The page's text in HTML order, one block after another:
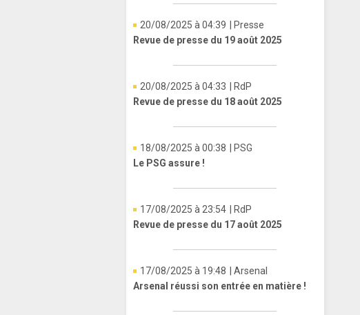
20/08/2025 à 04:39
| Presse
Revue de presse du 19 août 2025
20/08/2025 à 04:33
| RdP
Revue de presse du 18 août 2025
18/08/2025 à 00:38
| PSG
Le PSG assure !
17/08/2025 à 23:54
| RdP
Revue de presse du 17 août 2025
17/08/2025 à 19:48
| Arsenal
Arsenal réussi son entrée en matière !